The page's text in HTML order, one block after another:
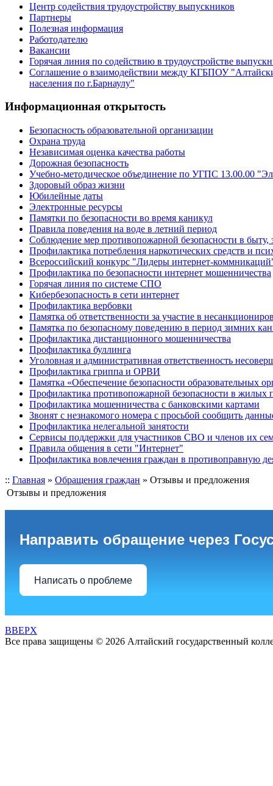
Центр содействия трудоустройству выпускников
Партнеры
Полезная информация
Работодателю
Вакансии
Горячая линия по содействию в трудоустройстве
Соглашение о взаимодействии между КГБПОУ
населения по г.Барнаулу"
Информационная открытость
Безопасность образовательной организации
Охрана труда
Независимая оценка качества работы
Дорожная безопасность
Учебно-методическое объединение по УГПС 13.00.00
Здоровый образ жизни
Юбилейные даты
Электронные ресурсы
Памятки по безопасности во время каникул
Правила поведения на воде в летний период
Соблюдение мер противопожарной безопасности в быту,
Профилактика потребления наркотических средств и
Всероссийский конкурс "Лидеры интернет-
Профилактика по безопасности интернет мошенничества
Горячая линия по системе СПО
Кибербезопасность в сети интернет
Профилактика вербовки
Памятка об ответственности за участие в
Памятка по безопасному поведению в период зимних
Профилактика дистанционного мошенничества
Профилактика буллинга
Уголовная и административная ответственность
Профилактика гриппа и ОРВИ
Памятка «Обеспечение безопасности образовательных
Профилактика противопожарной безопасности в жилых
Профилактика мошенничества с банковскими картами
Звонят с незнакомого номера с просьбой сообщить
Профилактика нелегальной занятости
Сервисы поддержки для участников СВО и членов их
Правила общения в сети "Интернет"
Профилактика вовлечения граждан в противоправную
:: Главная » Обращения граждан » Отзывы и предложения
Отзывы и предложения
Направить обращение через
Написать о проблеме
BBEPX
Все права защищены © 2026 Алтайский государственный